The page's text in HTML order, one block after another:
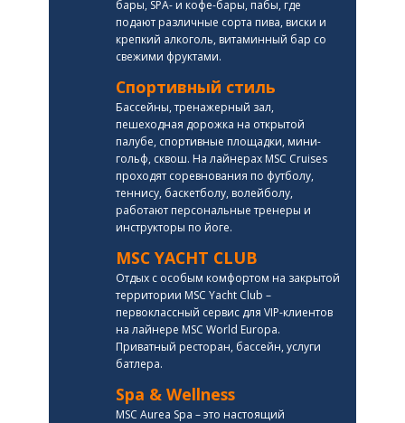
бары, SPA- и кофе-бары, пабы, где
подают различные сорта пива, виски и
крепкий алкоголь, витаминный бар со
свежими фруктами.
Спортивный стиль
Бассейны, тренажерный зал,
пешеходная дорожка на открытой
палубе, спортивные площадки, мини-
гольф, сквош. На лайнерах MSC Cruises
проходят соревнования по футболу,
теннису, баскетболу, волейболу,
работают персональные тренеры и
инструкторы по йоге.
MSC YACHT CLUB
Отдых с особым комфортом на закрытой
территории MSC Yacht Club –
первоклассный сервис для VIP-клиентов
на лайнере MSC World Europa.
Приватный ресторан, бассейн, услуги
батлера.
Spa & Wellness
MSC Aurea Spa – это настоящий